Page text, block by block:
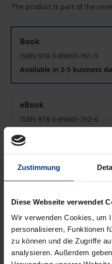
Zustimmung
Diese Webseite verwendet
Wir verwenden Cookies, um
personalisieren, Funktionen
zu können und die Zugriffe
analysieren. Außerdem
The product is part of the
Book
ISBN 978-3-89665-761-9
Available in 3-5 business
eBook
ISBN 978-3-89665-762-6
Available
Prices include VAT.
Add
Add to Wish List
Delivery cost notice